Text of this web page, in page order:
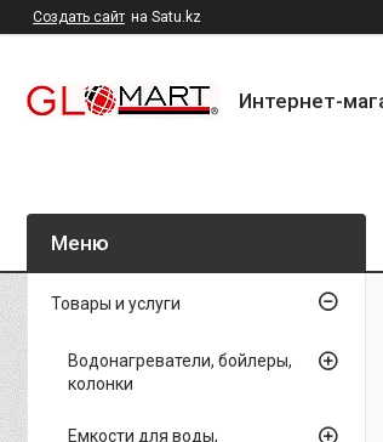
Создать сайт на Satu.kz
Интернет-
Товары и услуги
Водонагреватели, бойлеры,
колонки
Емкости для воды,